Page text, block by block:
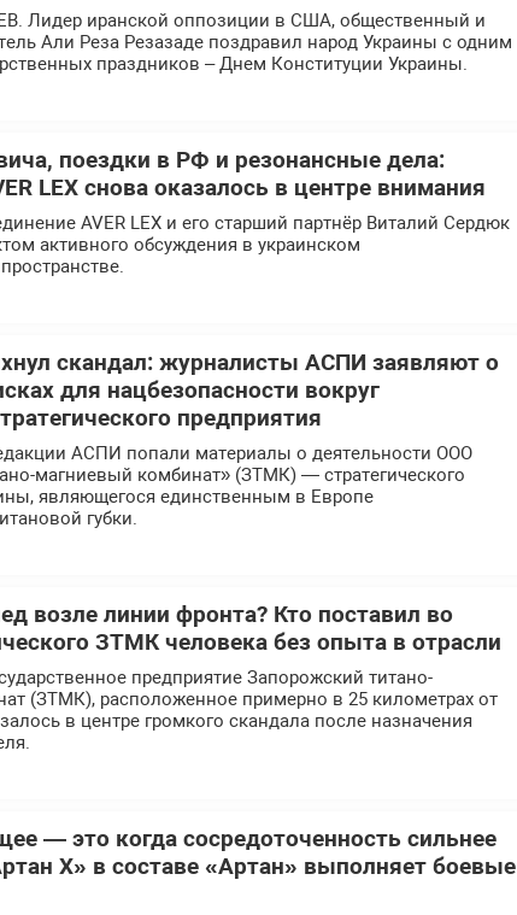
Лидер иранской оппозиции в США, общественный и
Али Реза Резазаде поздравил народ Украины с одним
праздников – Днем Конституции Украины.
поездки в РФ и резонансные дела:
LEX снова оказалось в центре внимания
AVER LEX и его старший партнёр Виталий Сердюк
активного обсуждения в украинском
скандал: журналисты АСПИ заявляют о
для нацбезопасности вокруг
предприятия
АСПИ попали материалы о деятельности ООО
магниевый комбинат» (ЗТМК) — стратегического
являющегося единственным в Европе
губки.
возле линии фронта? Кто поставил во
ЗТМК человека без опыта в отрасли
предприятие Запорожский титано-
(ЗТМК), расположенное примерно в 25 километрах от
в центре громкого скандала после назначения
— это когда сосредоточенность сильнее
Х» в составе «Артан» выполняет боевые